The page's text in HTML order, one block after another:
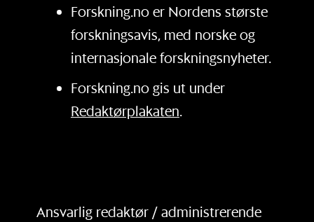
Forskning.no er Nordens største
forskningsavis, med norske og
internasjonale forskningsnyheter.
Forskning.no gis ut under
Redaktørplakaten.
Ansvarlig redaktør / administrerende